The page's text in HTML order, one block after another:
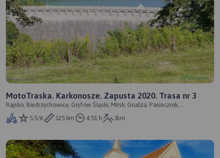
MotoTraska. Karkonosze. Zapusta 2020. Trasa nr 3
Rajsko, Biedrzychowice, Gryfów Śląski, Mirsk, Grudza, Pasiecznik,
Maciejowiec, Pilchowice, Siedlęci
5.5/6
125 km 4:51 h 1km